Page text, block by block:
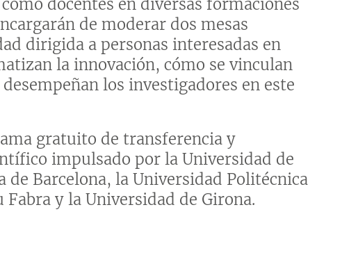
de moderar dos mesas
dirigida a personas interesadas en
la innovación, cómo se vinculan
los investigadores en este
gratuito de transferencia y
impulsado por la Universidad de
Barcelona, ​​la Universidad Politécnica
y la Universidad de Girona.